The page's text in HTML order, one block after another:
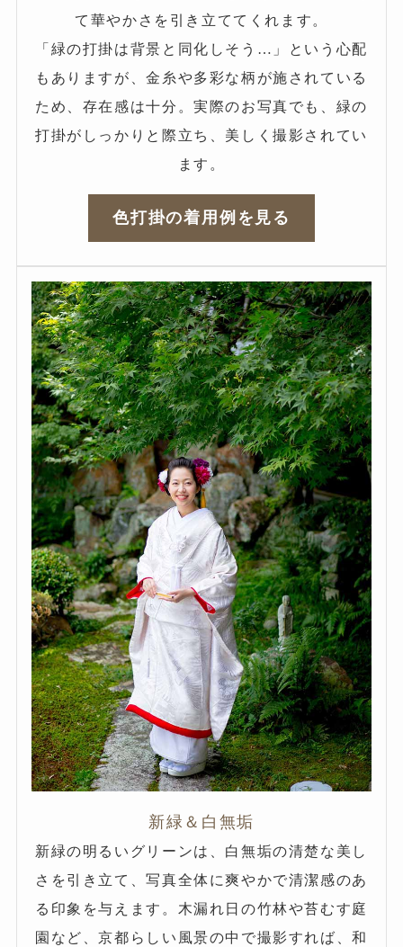
て華やかさを引き立ててくれます。
「緑の打掛は背景と同化しそう…」という心配
もありますが、金糸や多彩な柄が施されている
ため、存在感は十分。実際のお写真でも、緑の
打掛がしっかりと際立ち、美しく撮影されてい
ます。
色打掛の着用例を見る
新緑＆白無垢
新緑の明るいグリーンは、白無垢の清楚な美し
さを引き立て、写真全体に爽やかで清潔感のあ
る印象を与えます。木漏れ日の竹林や苔むす庭
園など、京都らしい風景の中で撮影すれば、和